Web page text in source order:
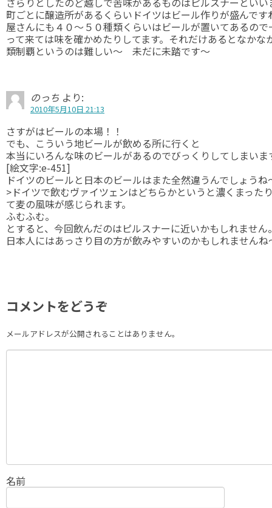
町ごとに醸造所があるくらいドイツはビール作りが盛んです
屋さんにも４０～５０種類くらいはビールが置いてあるので
って来ては味を確かめたりしてます。それだけあるとなかな
類制覇というのは難しい～ 未だに未踏です～
のっち より:
2010年5月10日 21:13
さすがはビールの本場！！
でも、こういう地ビールが飲める所に行くと
本当にいろんな味のビールがあるのでびっくりしてしまいま
[絵文字:e-451]
ドイツのビールと日本のビールはまた全然違うんでしょうね
>ドイツで飲むヴァイツェンはどちらかというと濃くまった
て麦の風味が感じられます。
ふむふむ。
とすると、今回飲んだのはピルスナーに近いかもしれません
日本人にはあっさり目の方が飲みやすいのかもしれませんね
コメントをどうぞ
メールアドレスが公開されることはありません。
名前